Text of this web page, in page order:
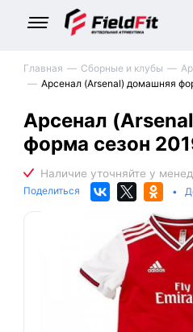
Главная Сборные и клубы
Арсенал (Arsenal) домашняя
Арсенал
форма сезон
Поделиться •